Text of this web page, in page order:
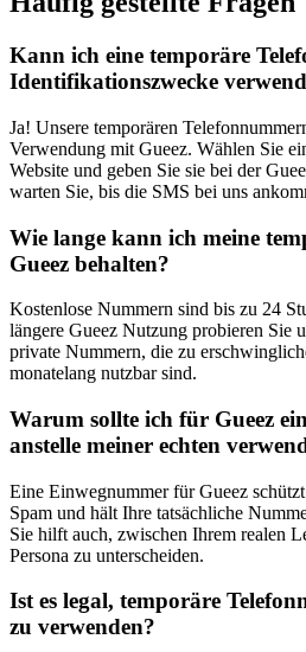
Kann ich eine temporäre
Identifikationszwecke
Ja! Unsere temporären
Verwendung mit Gueez. Wählen Sie
Website und geben Sie sie bei der
warten Sie, bis die SMS bei uns
Wie lange kann ich meine
Gueez behalten?
Kostenlose Nummern sind bis zu 24
längere Gueez Nutzung probieren Sie
private Nummern, die zu
monatelang nutzbar sind.
Warum sollte ich für Gueez
anstelle meiner echten
Eine Einwegnummer für Gueez
Spam und hält Ihre tatsächliche
Sie hilft auch, zwischen Ihrem realen
Persona zu unterscheiden.
Ist es legal, temporäre
zu verwenden?